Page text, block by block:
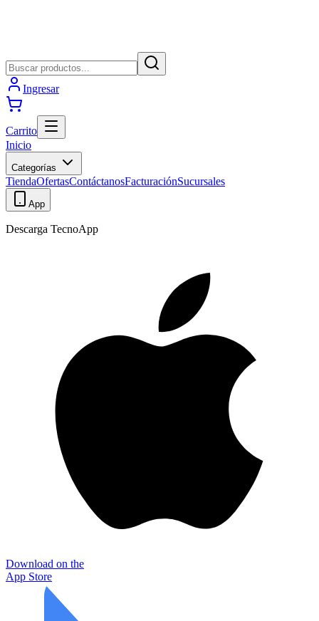
Ingresar
Carrito
Inicio
Categorías
TiendaOfertasContáctanosFacturaciónSucursales
App
Descarga TecnoApp
Download on the
App Store